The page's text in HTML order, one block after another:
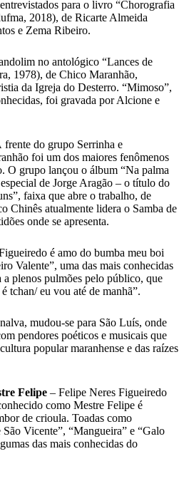
para o livro “Chorografia
2018), de Ricarte Almeida
e Zema Ribeiro.
no antológico “Lances de
1978), de Chico Maranhão,
da Igreja do Desterro. “Mimoso”,
foi gravada por Alcione e
frente do grupo Serrinha e
foi um dos maiores fenômenos
O grupo lançou o álbum “Na palma
de Jorge Aragão – o título do
faixa que abre o trabalho, de
Chinês atualmente lidera o Samba de
onde se apresenta.
é amo do bumba meu boi
Valente”, uma das mais conhecidas
a plenos pulmões pelo público, que
tchan/ eu vou até de manhã”.
mudou-se para São Luís, onde
pendores poéticos e musicais que
popular maranhense e das raízes
Felipe – Felipe Neres Figueiredo
como Mestre Felipe é
de crioula. Toadas como
Vicente”, “Mangueira” e “Galo
das mais conhecidas do